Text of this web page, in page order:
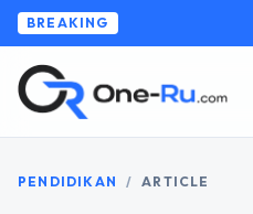
BREAKING
PENDIDIKAN / ARTICLE